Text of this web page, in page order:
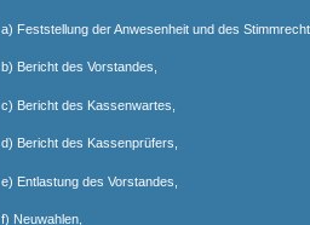
a) Feststellung der Anwesenheit und des
b) Bericht des Vorstandes,
c) Bericht des Kassenwartes,
d) Bericht des Kassenprüfers,
e) Entlastung des Vorstandes,
f) Neuwahlen,